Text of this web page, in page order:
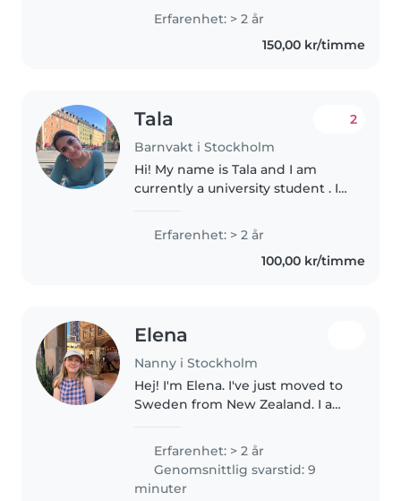
Although I do not have a first aid
certificate, I am extremely
responsible, friendly and..
Erfarenhet: > 2 år
150,00 kr/timme
Tala
Barnvakt i Stockholm
2
Hi! My name is Tala and I am
currently a university student . I
years and always enjoyed
working with children and
creating a safe, fun, and
Erfarenhet: > 2 år
100,00 kr/timme
Elena
Nanny i Stockholm
Hej! I'm Elena. I've just moved to
Sweden from New Zealand. I am
responsible. I previously worked
as an au pair in the UK, where I
worked for the same..
Erfarenhet: > 2 år
Genomsnittlig svarstid: 9
minuter